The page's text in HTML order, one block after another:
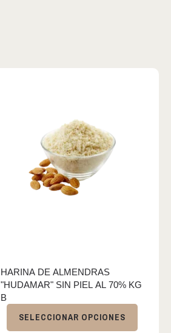
HARINA DE ALMENDRAS
"HUDAMAR" SIN PIEL AL 70% KG
B
SELECCIONAR OPCIONES